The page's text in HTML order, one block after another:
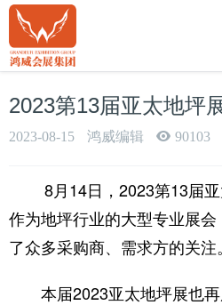
2023第13届亚太地坪
2023-08-15 鸿威编辑 90103
8月14日，2023第13届亚
作为地坪行业的大型专业展
了众多采购商、需求方的关注。
本届2023亚太地坪展也再